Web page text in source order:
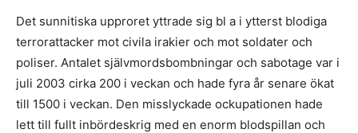
Det sunnitiska upproret yttrade sig bl a i ytterst blodiga
terrorattacker mot civila irakier och mot soldater och
poliser. Antalet självmordsbombningar och sabotage var i
juli 2003 cirka 200 i veckan och hade fyra år senare ökat
till 1500 i veckan. Den misslyckade ockupationen hade
lett till fullt inbördeskrig med en enorm blodspillan och